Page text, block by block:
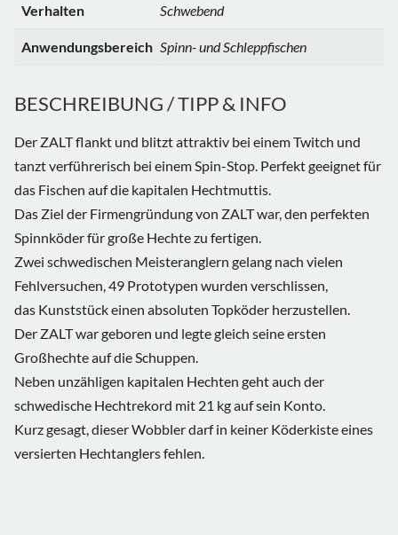
Verhalten Schwebend
Anwendungsbereich Spinn- und Schleppfischen
BESCHREIBUNG / TIPP & INFO
Der ZALT flankt und blitzt attraktiv bei einem Twitch und
tanzt verführerisch bei einem Spin-Stop. Perfekt geeignet für
das Fischen auf die kapitalen Hechtmuttis.
Das Ziel der Firmengründung von ZALT war, den perfekten
Spinnköder für große Hechte zu fertigen.
Zwei schwedischen Meisteranglern gelang nach vielen
Fehlversuchen, 49 Prototypen wurden verschlissen,
das Kunststück einen absoluten Topköder herzustellen.
Der ZALT war geboren und legte gleich seine ersten
Großhechte auf die Schuppen.
Neben unzähligen kapitalen Hechten geht auch der
schwedische Hechtrekord mit 21 kg auf sein Konto.
Kurz gesagt, dieser Wobbler darf in keiner Köderkiste eines
versierten Hechtanglers fehlen.